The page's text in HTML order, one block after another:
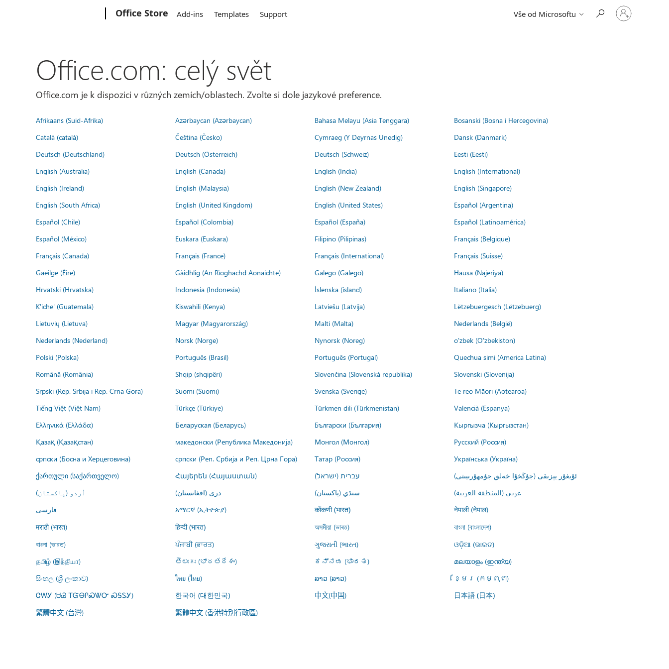
Office Store Add-ins Templates Support Vše od Microsoftu
Přihlaste
se
Office.com: celý svět
Office.com je k dispozici v různých zemích/oblastech. Zvolte si dole jazykové preference.
Afrikaans (Suid-Afrika) Azərbaycan (Azərbaycan) Bahasa Melayu (Asia Tenggara)
Bosanski (Bosna i Hercegovina)
Català (català)
Čeština (Česko) Cymraeg (Y Deyrnas Unedig)
Dansk (Danmark)
Deutsch (Deutschland)
Deutsch (Österreich) Deutsch (Schweiz)
Eesti (Eesti)
English (Australia)
English (Canada) English (India)
English (International)
English (Ireland)
English (Malaysia) English (New Zealand)
English (Singapore)
English (South Africa)
English (United Kingdom) English (United States)
Español (Argentina)
Español (Chile)
Español (Colombia) Español (España)
Español (Latinoamérica)
Español (México)
Euskara (Euskara) Filipino (Pilipinas)
Français (Belgique)
Français (Canada)
Français (France) Français (International)
Français (Suisse)
Gaeilge (Éire)
Gàidhlig (An Rìoghachd Aonaichte) Galego (Galego)
Hausa (Najeriya)
Hrvatski (Hrvatska)
Indonesia (Indonesia) Íslenska (ísland)
Italiano (Italia)
K'iche' (Guatemala)
Kiswahili (Kenya) Latviešu (Latvija)
Lëtzebuergesch (Lëtzebuerg)
Lietuvių (Lietuva)
Magyar (Magyarország) Malti (Malta)
Nederlands (België)
Nederlands (Nederland)
Norsk (Norge) Nynorsk (Noreg)
o'zbek (O'zbekiston)
Polski (Polska)
Português (Brasil) Português (Portugal)
Quechua simi (America Latina)
Română (România)
Shqip (shqipëri) Slovenčina (Slovenská republika)
Slovenski (Slovenija)
Srpski (Rep. Srbija i Rep. Crna Gora)
Suomi (Suomi) Svenska (Sverige)
Te reo Māori (Aotearoa)
Tiếng Việt (Việt Nam)
Türkçe (Türkiye) Türkmen dili (Türkmenistan)
Valencià (Espanya)
Ελληνικά (Ελλάδα)
Беларуская (Беларусь) Български (България)
Кыргызча (Кыргызстан)
Қазақ (Қазақстан)
македонски (Република Македонија) Монгол (Монгол)
Русский (Россия)
српски (Босна и Херцеговина)
српски (Реп. Србија и Реп. Црна Гора) Татар (Россия)
Українська (Україна)
ქართული (საქართველო)
Հայերեն (Հայաստան) עברית (ישראל)
ئۇيغۇر يېزىقى (جۇڭخۇا خەلق جۇمھۇرىيىتى)
اُردو (پاکستان)
درى (افغانستان) سنڌي (پاکستان)
عربي (المنطقة العربية)
فارسى
አማርኛ (ኢትዮጵያ) कोंकणी (भारत)
नेपाली (नेपाल)
मराठी (भारत)
हिन्दी (भारत) অসমীয়া (ভাৰত)
বাংলা (বাংলাদেশ)
বাংলা (ভারত)
ਪੰਜਾਬੀ (ਭਾਰਤ) ગુજરાતી (ભારત)
ଓଡ଼ିଆ (ଭାରତ)
தமிழ் (இந்தியா)
తెలుగు (భారతదేశం) ಕನ್ನಡ (ಭಾರತ)
മലയാളം (ഇന്ത്യ)
සිංහල (ශ්‍රී ලංකාව)
ไทย (ไทย) ລາວ (ລາວ)
ខ្មែរ (កម្ពុជា)
ᏣᎳᎩ (ᏌᏊ ᎢᏳᎾᎵᏍᏔᏅ ᏍᎦᏚᎩ)
한국어 (대한민국) 中文(中国) 日本語 (日本)
繁體中文 (台灣) 繁體中文 (香港特別行政區)